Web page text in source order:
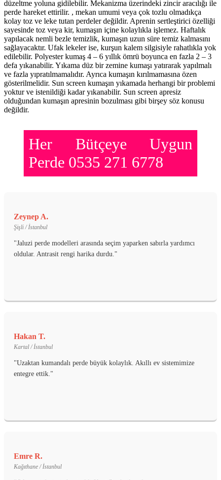
düzeltme yoluna gidilebilir. Mekanizma üzerindeki zincir aracılığı ile
perde hareket ettirilir. , mekan umumi veya çok tozlu olmadıkça
kolay toz ve leke tutan perdeler değildir. Aprenin sertleştirici özelliği
sayesinde toz veya kir, kumaşın içine kolaylıkla işlemez. Haftalık
yapılacak nemli bezle temizlik, kumaşın uzun süre temiz kalmasını
sağlayacaktır. Ufak lekeler ise, kurşun kalem silgisiyle rahatlıkla yok
edilebilir. Polyester kumaş 4 – 6 yıllık ömrü boyunca en fazla 2 – 3
defa yıkanabilir. Yıkama düz bir zemine kumaşı yatırarak yapılmalı
ve fazla yıpratılmamalıdır. Ayrıca kumaşın kırılmamasına özen
gösterilmelidir. Sun screen kumaşın yıkamada herhangi bir problemi
yoktur ve istenildiği kadar yıkanabilir. Sun screen apresiz
olduğundan kumaşın apresinin bozulması gibi birşey söz konusu
değildir.
Her Bütçeye Uygun
Perde 0535 271 6778
Zeynep A.
Şişli / İstanbul
"Jaluzi perde modelleri arasında seçim yaparken sabırla yardımcı
oldular. Antrasit rengi harika durdu."
Hakan T.
Kartal / İstanbul
"Uzaktan kumandalı perde büyük kolaylık. Akıllı ev sistemimize
entegre ettik."
Emre R.
Kağıthane / İstanbul